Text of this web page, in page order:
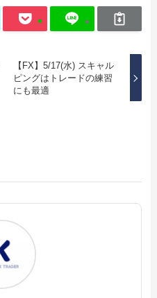
【FX】5/17(水) スキャル
ピングはトレードの練習
にも最適